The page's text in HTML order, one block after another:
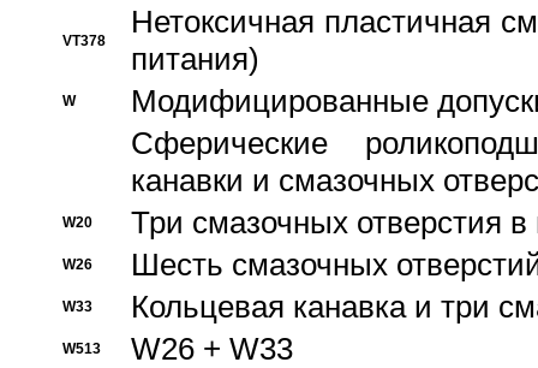
VT378
Нетоксичная пластичная
питания)
W
Модифицированные
Сферические
канавки и смазочных
W20 Три смазочных отверстия
W26 Шесть смазочных
W33 Кольцевая канавка и три
W513 W26 + W33